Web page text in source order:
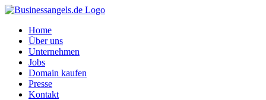
Home
Über uns
Unternehmen
Jobs
Domain kaufen
Presse
Kontakt